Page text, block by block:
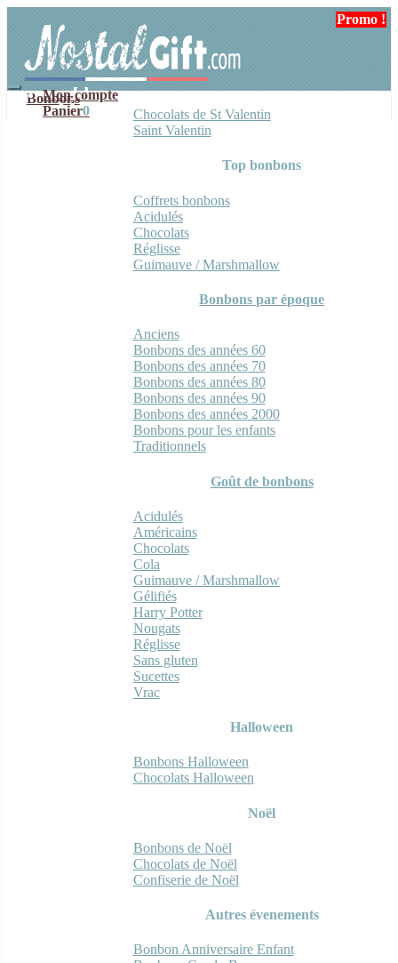
navigation
contenu
Mon compte
Panier0
Bonbons
Chocolats de St Valentin
Saint Valentin
Top bonbons
Coffrets bonbons
Acidulés
Chocolats
Réglisse
Guimauve / Marshmallow
Bonbons par époque
Anciens
Bonbons des années 60
Bonbons des années 70
Bonbons des années 80
Bonbons des années 90
Bonbons des années 2000
Bonbons pour les enfants
Traditionnels
Goût de bonbons
Acidulés
Américains
Chocolats
Cola
Guimauve / Marshmallow
Gélifiés
Harry Potter
Nougats
Réglisse
Sans gluten
Sucettes
Vrac
Halloween
Bonbons Halloween
Chocolats Halloween
Noël
Bonbons de Noël
Chocolats de Noël
Confiserie de Noël
Autres évenements
Bonbon Anniversaire Enfant
Promo !
Promo !
Promo !